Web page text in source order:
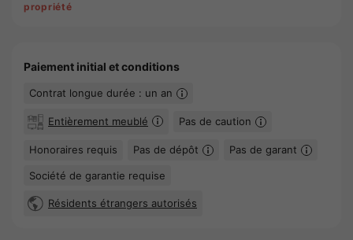
propriété
Paiement initial et conditions
Contrat longue durée : un an
Entièrement meublé Pas de caution
Honoraires requis Pas de dépôt Pas de garant
Société de garantie requise
Résidents étrangers autorisés